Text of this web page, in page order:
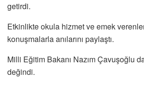
getirdi.
Etkinlikte okula hizmet ve emek
konuşmalarla anılarını paylaştı.
Milli Eğitim Bakanı Nazım Çavuşoğlu
değindi.